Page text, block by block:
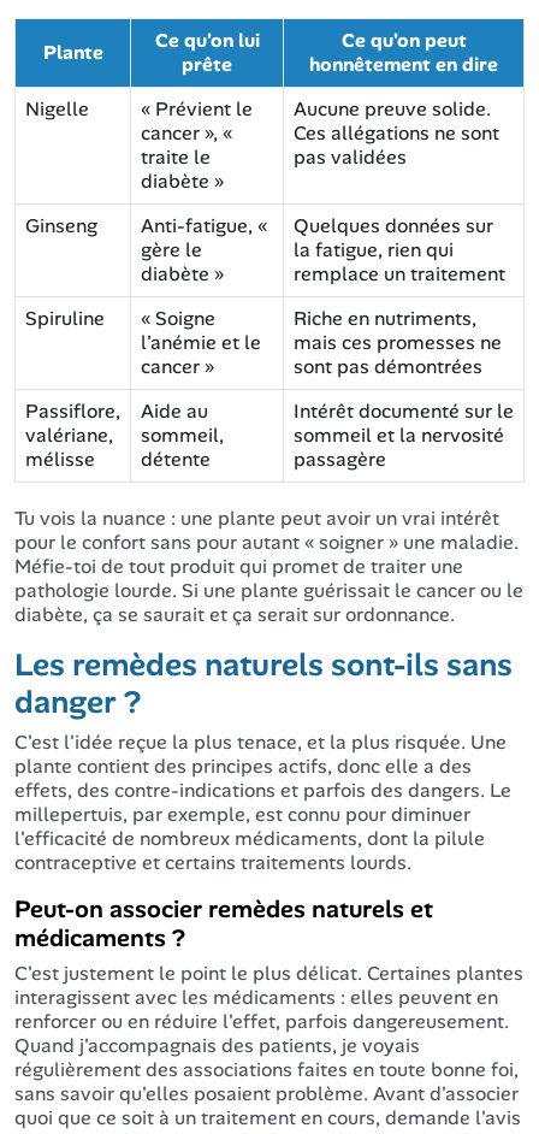
Plante
Ce qu'on lui
prête
Ce qu'on peut
honnêtement en dire
Nigelle
« Prévient le
cancer », «
traite le
diabète »
Aucune preuve solide.
Ces allégations ne sont
pas validées
Ginseng
Anti-fatigue, «
gère le
diabète »
Quelques données sur
la fatigue, rien qui
remplace un traitement
Spiruline
« Soigne
l'anémie et le
cancer »
Riche en nutriments,
mais ces promesses ne
sont pas démontrées
Passiflore,
valériane,
mélisse
Aide au
sommeil,
détente
Intérêt documenté sur le
sommeil et la nervosité
passagère
Tu vois la nuance : une plante peut avoir un vrai intérêt
pour le confort sans pour autant « soigner » une maladie.
Méfie-toi de tout produit qui promet de traiter une
pathologie lourde. Si une plante guérissait le cancer ou le
diabète, ça se saurait et ça serait sur ordonnance.
Les remèdes naturels sont-ils sans
danger ?
C'est l'idée reçue la plus tenace, et la plus risquée. Une
plante contient des principes actifs, donc elle a des
effets, des contre-indications et parfois des dangers. Le
millepertuis, par exemple, est connu pour diminuer
l'efficacité de nombreux médicaments, dont la pilule
contraceptive et certains traitements lourds.
Peut-on associer remèdes naturels et
médicaments ?
C'est justement le point le plus délicat. Certaines plantes
interagissent avec les médicaments : elles peuvent en
renforcer ou en réduire l'effet, parfois dangereusement.
Quand j'accompagnais des patients, je voyais
régulièrement des associations faites en toute bonne foi,
sans savoir qu'elles posaient problème. Avant d'associer
quoi que ce soit à un traitement en cours, demande l'avis